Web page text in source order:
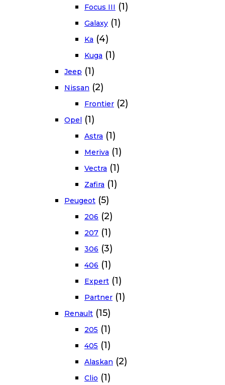
Focus III (1)
Galaxy (1)
Ka (4)
Kuga (1)
Jeep (1)
Nissan (2)
Frontier (2)
Opel (1)
Astra (1)
Meriva (1)
Vectra (1)
Zafira (1)
Peugeot (5)
206 (2)
207 (1)
306 (3)
406 (1)
Expert (1)
Partner (1)
Renault (15)
205 (1)
405 (1)
Alaskan (2)
Clio (1)